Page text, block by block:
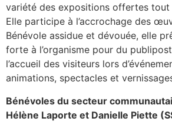
variété des expositions offertes tout
Elle participe à l’accrochage des
Bénévole assidue et dévouée, elle
forte à l’organisme pour du
l’accueil des visiteurs lors
animations, spectacles et
Bénévoles du secteur
Hélène Laporte et Danielle Piette